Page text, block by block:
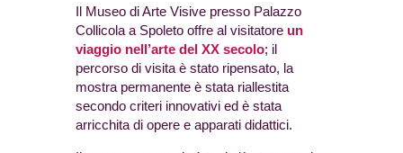
Il Museo di Arte Visive presso Palazzo
Collicola a Spoleto offre al visitatore un
viaggio nell’arte del XX secolo; il
percorso di visita è stato ripensato, la
mostra permanente è stata riallestita
secondo criteri innovativi ed è stata
arricchita di opere e apparati didattici.